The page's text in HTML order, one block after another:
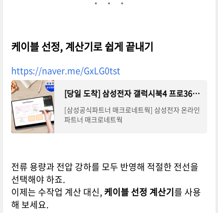
케이블 선정, 계산기로 쉽게 끝내기
https://naver.me/GxLG0tst
[당일 도착] 삼성전자 갤럭시북4 프로360 NT960QGK-K71A 울트라7 16GB SSD512GB AI 인공지능 노트북 : 삼성
[삼성공식파트너 매크로네트웍] 삼성전자 온라인
파트너 매크로네트웍
전류 용량과 전압 강하를 모두 반영해 적절한 전선을
선택해야 하죠.
이제는 수작업 계산 대신, 케이블 선정 계산기를 사용
해 보세요.